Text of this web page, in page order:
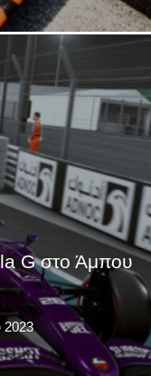
G στο Άμπου
2023